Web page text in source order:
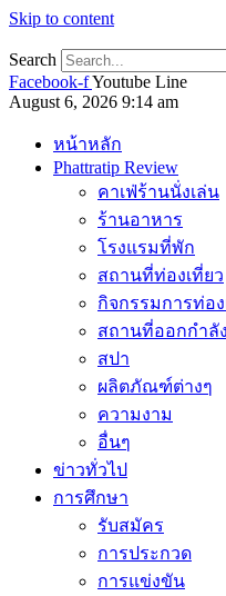
Skip to content
Search
Facebook-fYoutube Line
August 6, 2026 9:14 am
หน้าหลัก
Phattratip Review
คาเฟ่ร้านนั่งเล่น
ร้านอาหาร
โรงแรมที่พัก
สถานที่ท่องเที่ยว
กิจกรรมการท่อง
สถานที่ออกกำลั
สปา
ผลิตภัณฑ์ต่างๆ
ความงาม
อื่นๆ
ข่าวทั่วไป
การศึกษา
รับสมัคร
การประกวด
การแข่งขัน